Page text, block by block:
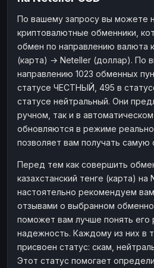
Наличные RUB
Наличные USD
По вашему запросу вы можете
криптовалютные обменники,
обмен по направлению валюта
(карта) → Neteller (доллар). По
направлению 1023 обменных
статусе ЧЕСТНЫЙ, 495 в
статусе нейтральный. Они
ручном, так и в
обновляются в режиме
позволяет вам получать
Перед тем как совершить
казахстанский тенге (карта)
настоятельно рекомендуем
отзывами о выбранном
поможет вам лучше понять его
надежность. Каждому из них в
присвоен статус: скам,
Этот статус помогает